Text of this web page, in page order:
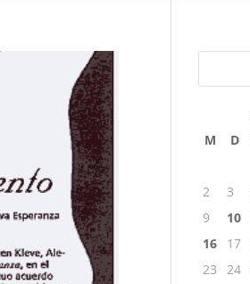
M D
2
3
9
10
16
17
23
24